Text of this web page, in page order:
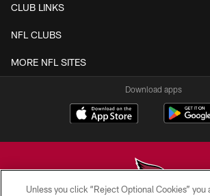
CLUB LINKS
NFL CLUBS
MORE NFL SITES
Download apps
Unless you click “Reject Optional Cookies” you